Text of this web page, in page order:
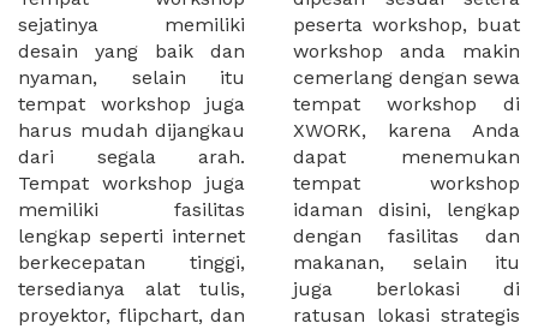
sejatinya memiliki
desain yang baik dan
nyaman, selain itu
tempat workshop juga
harus mudah dijangkau
dari segala arah.
Tempat workshop juga
memiliki fasilitas
lengkap seperti internet
berkecepatan tinggi,
tersedianya alat tulis,
proyektor, flipchart, dan
peserta workshop, buat
workshop anda makin
cemerlang dengan sewa
tempat workshop di
XWORK, karena Anda
dapat menemukan
tempat workshop
idaman disini, lengkap
dengan fasilitas dan
makanan, selain itu
juga berlokasi di
ratusan lokasi strategis